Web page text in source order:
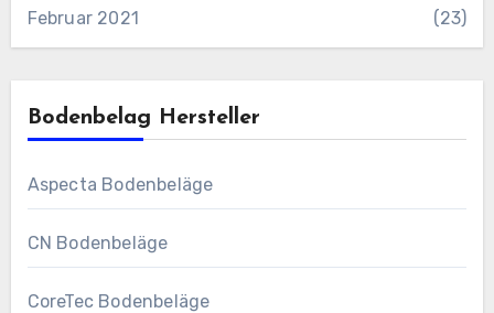
Februar 2021 (23)
Bodenbelag Hersteller
Aspecta Bodenbeläge
CN Bodenbeläge
CoreTec Bodenbeläge